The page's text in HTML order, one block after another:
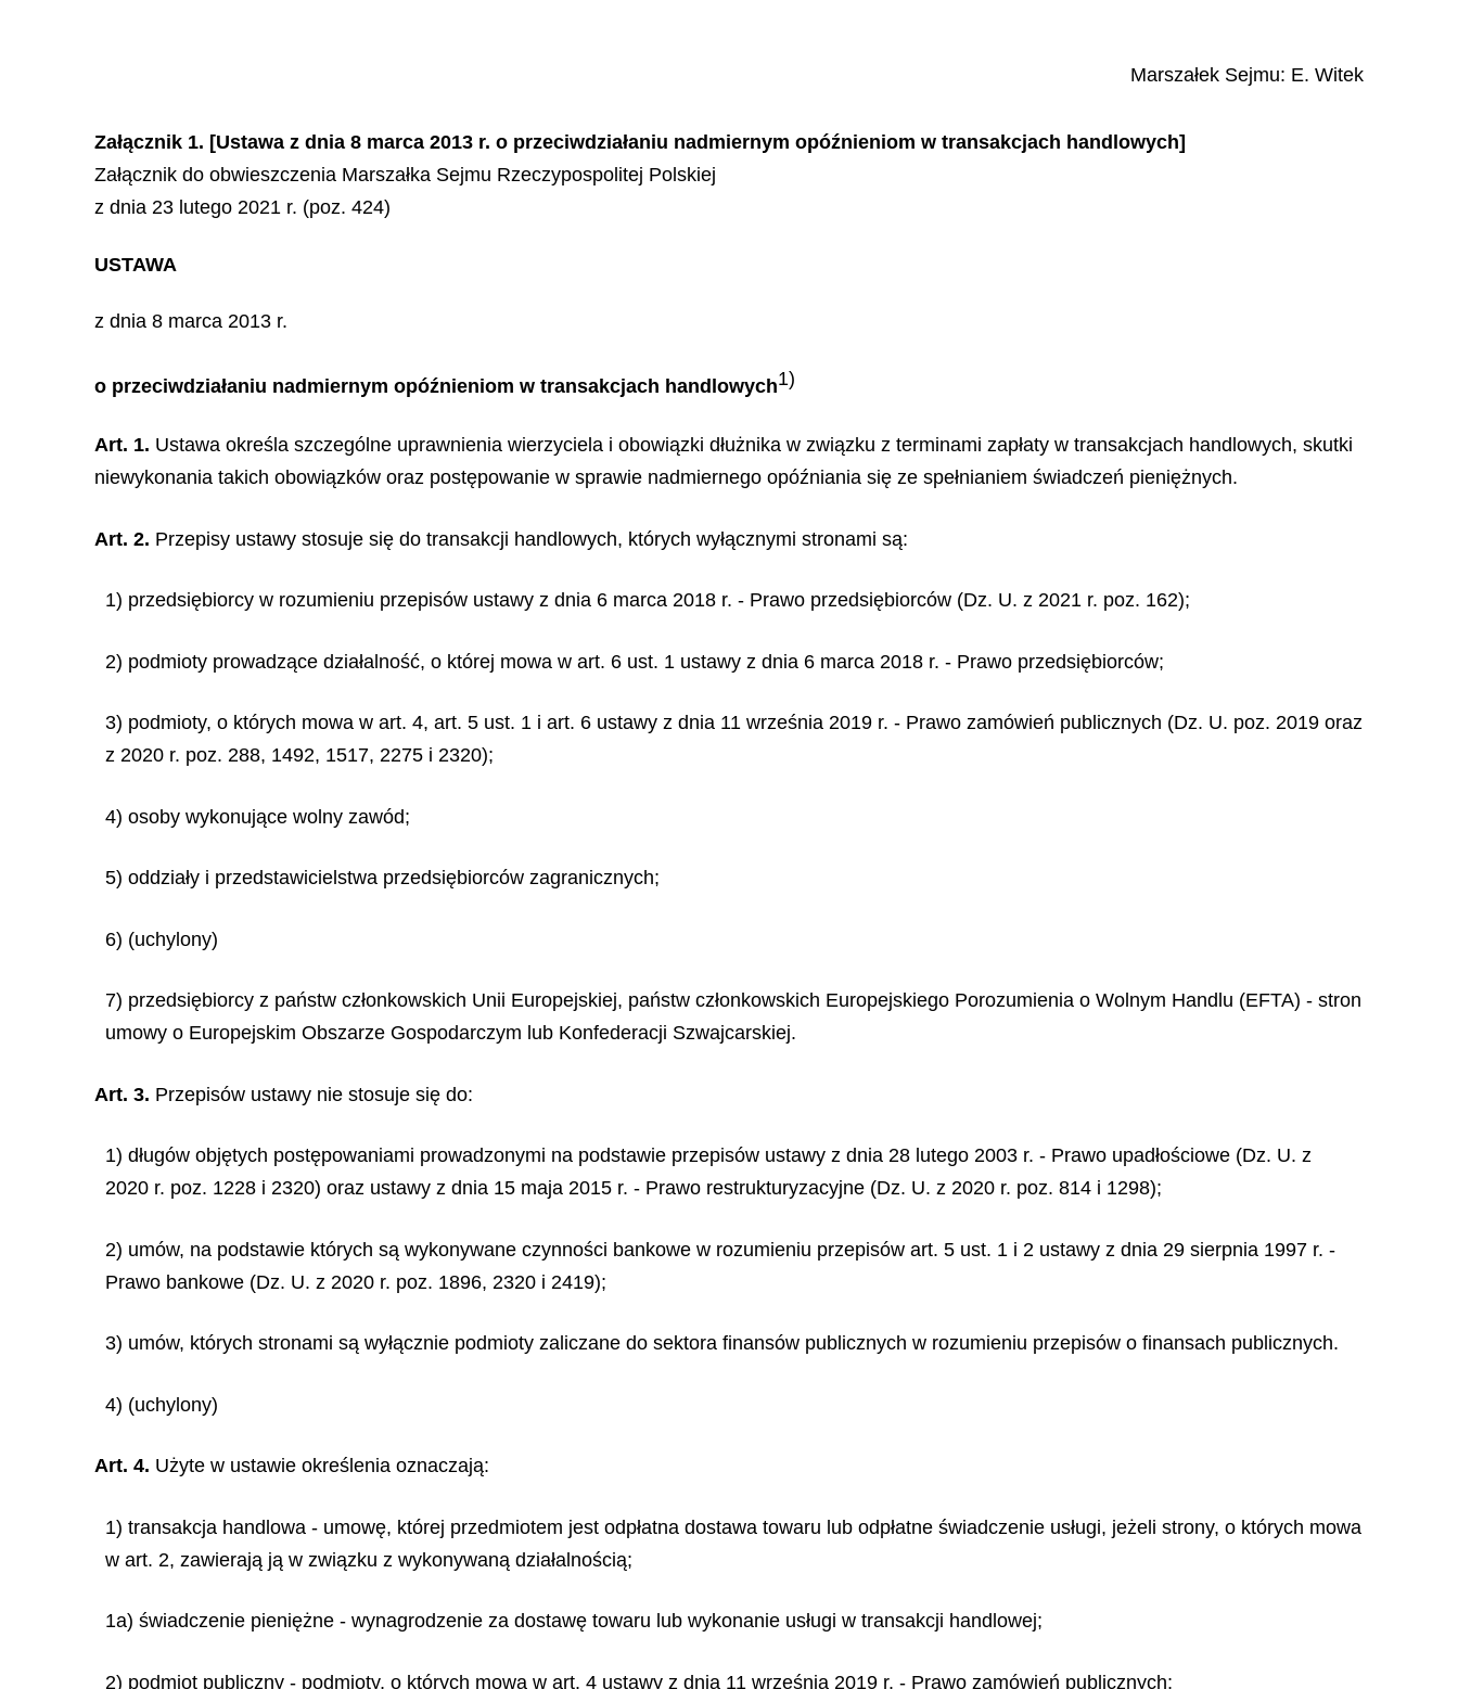
Marszałek Sejmu: E. Witek
Załącznik 1. [Ustawa z dnia 8 marca 2013 r. o przeciwdziałaniu nadmiernym opóźnieniom w transakcjach handlowych]
Załącznik do obwieszczenia Marszałka Sejmu Rzeczypospolitej Polskiej
z dnia 23 lutego 2021 r. (poz. 424)
USTAWA
z dnia 8 marca 2013 r.
o przeciwdziałaniu nadmiernym opóźnieniom w transakcjach handlowych1)
Art. 1. Ustawa określa szczególne uprawnienia wierzyciela i obowiązki dłużnika w związku z terminami zapłaty w transakcjach handlowych, skutki
niewykonania takich obowiązków oraz postępowanie w sprawie nadmiernego opóźniania się ze spełnianiem świadczeń pieniężnych.
Art. 2. Przepisy ustawy stosuje się do transakcji handlowych, których wyłącznymi stronami są:
1) przedsiębiorcy w rozumieniu przepisów ustawy z dnia 6 marca 2018 r. - Prawo przedsiębiorców (Dz. U. z 2021 r. poz. 162);
2) podmioty prowadzące działalność, o której mowa w art. 6 ust. 1 ustawy z dnia 6 marca 2018 r. - Prawo przedsiębiorców;
3) podmioty, o których mowa w art. 4, art. 5 ust. 1 i art. 6 ustawy z dnia 11 września 2019 r. - Prawo zamówień publicznych (Dz. U. poz. 2019 oraz
z 2020 r. poz. 288, 1492, 1517, 2275 i 2320);
4) osoby wykonujące wolny zawód;
5) oddziały i przedstawicielstwa przedsiębiorców zagranicznych;
6) (uchylony)
7) przedsiębiorcy z państw członkowskich Unii Europejskiej, państw członkowskich Europejskiego Porozumienia o Wolnym Handlu (EFTA) - stron
umowy o Europejskim Obszarze Gospodarczym lub Konfederacji Szwajcarskiej.
Art. 3. Przepisów ustawy nie stosuje się do:
1) długów objętych postępowaniami prowadzonymi na podstawie przepisów ustawy z dnia 28 lutego 2003 r. - Prawo upadłościowe (Dz. U. z
2020 r. poz. 1228 i 2320) oraz ustawy z dnia 15 maja 2015 r. - Prawo restrukturyzacyjne (Dz. U. z 2020 r. poz. 814 i 1298);
2) umów, na podstawie których są wykonywane czynności bankowe w rozumieniu przepisów art. 5 ust. 1 i 2 ustawy z dnia 29 sierpnia 1997 r. -
Prawo bankowe (Dz. U. z 2020 r. poz. 1896, 2320 i 2419);
3) umów, których stronami są wyłącznie podmioty zaliczane do sektora finansów publicznych w rozumieniu przepisów o finansach publicznych.
4) (uchylony)
Art. 4. Użyte w ustawie określenia oznaczają:
1) transakcja handlowa - umowę, której przedmiotem jest odpłatna dostawa towaru lub odpłatne świadczenie usługi, jeżeli strony, o których mowa
w art. 2, zawierają ją w związku z wykonywaną działalnością;
1a) świadczenie pieniężne - wynagrodzenie za dostawę towaru lub wykonanie usługi w transakcji handlowej;
2) podmiot publiczny - podmioty, o których mowa w art. 4 ustawy z dnia 11 września 2019 r. - Prawo zamówień publicznych;